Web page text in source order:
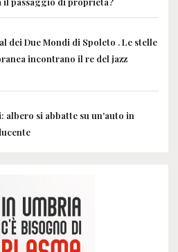
dei Due Mondi di Spoleto . Le stelle
incontrano il re del jazz
albero si abbatte su un'auto in